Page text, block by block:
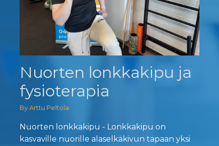
Nuorten lonkkakipu ja
fysioterapia
By Arttu Peltola
Nuorten lonkkakipu - Lonkkakipu on
kasvaville nuorille alaselkäkivun tapaan yksi